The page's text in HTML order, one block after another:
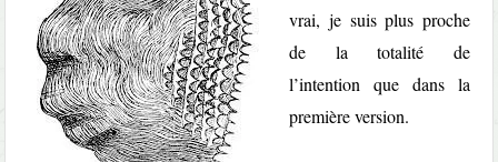
vrai, je suis plus proche
de la totalité de
l’intention que dans la
première version.